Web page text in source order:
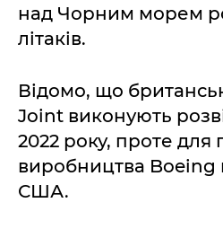
над Чорним морем
літаків.
Відомо, що
Joint виконують
2022 року, проте для
виробництва Boeing
США.